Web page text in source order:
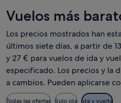
Vuelos más
Los precios mostrados han
últimos siete días, a partir de
y 27 € para vuelos de ida y
especificado. Los precios y la
a cambios. Pueden aplicarse
Todas las ofertas Solo ida Ida y vuelta